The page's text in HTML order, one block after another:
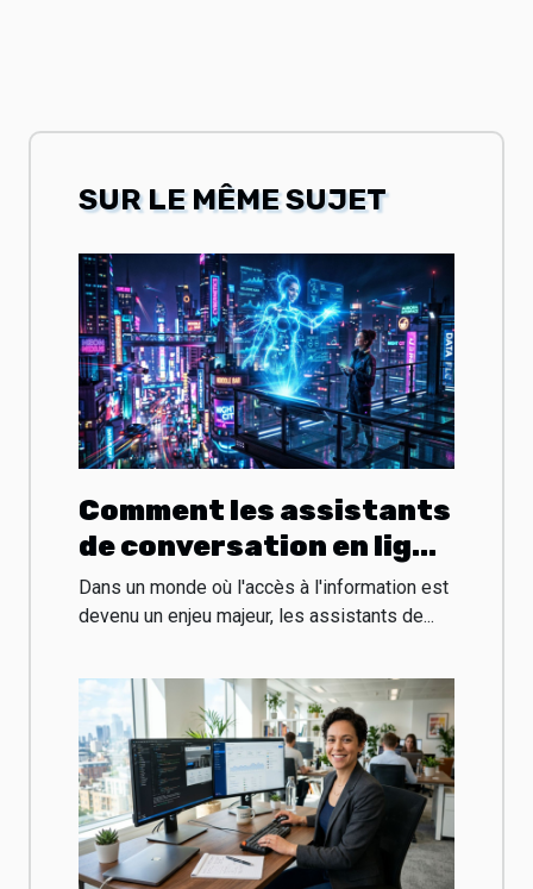
SUR LE MÊME SUJET
Comment les assistants
de conversation en ligne
révolutionnent-ils
l'accès à l'information ?
Dans un monde où l'accès à l'information est
devenu un enjeu majeur, les assistants de...